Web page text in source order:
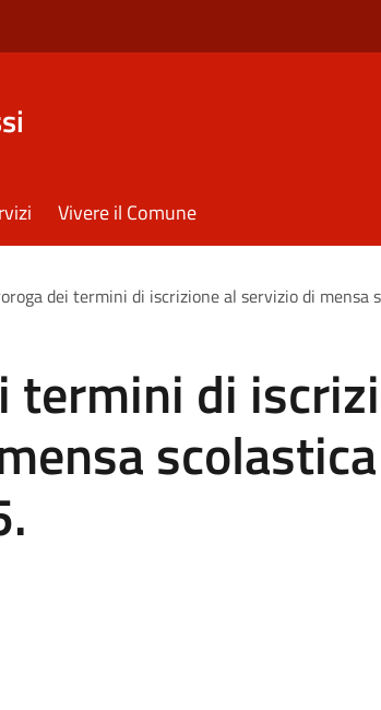
Vivere il Comune
dei termini di iscrizione al servizio di mensa
termini di